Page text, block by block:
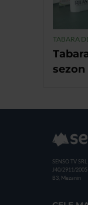
TABARA
sezon
SENSO TV SRL
J40/2911/2005
B3, Mezanin